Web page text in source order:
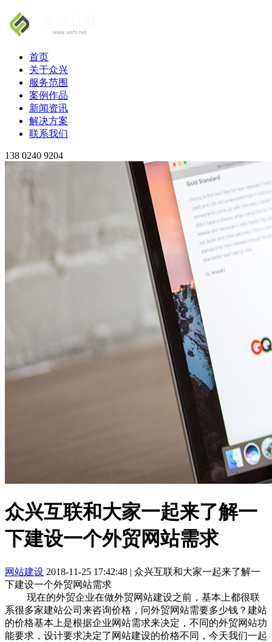
首页
关于众兴
服务范围
案例作品
新闻资讯
解决方案
联系我们
138 0240 9204
众兴互联和大家一起来了解一
下建设一个外贸网站需求
网站建设 2018-11-25 17:42:48 | 众兴互联和大家一起来了解一
下建设一个外贸网站需求
现在的外贸企业在做外贸网站建设之前，基本上都很联
系很多家建站公司来咨询价格，问外贸网站需要多少钱？建站
的价格基本上是根据企业网站需求来决定，不同的外贸网站功
能要求，设计要求决定了网站建设的价格不同，今天我们一起